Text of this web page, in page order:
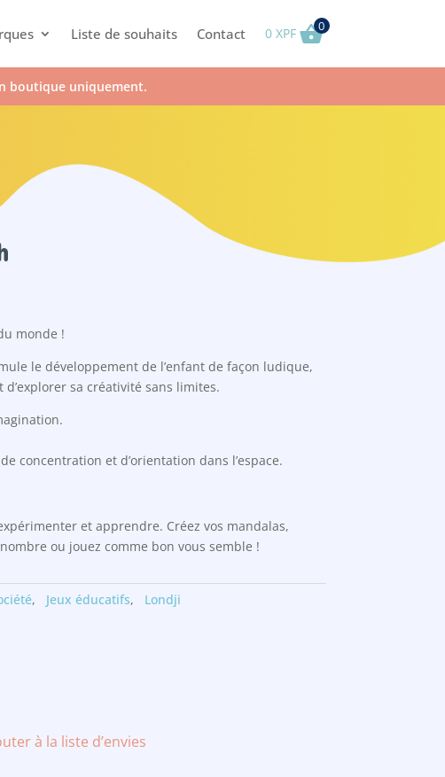
Liste de souhaits Contact 0 XPF 0
boutique uniquement.
monde !
le développement de l’enfant de façon ludique,
sa créativité sans limites.
concentration et d’orientation dans l’espace.
et apprendre. Créez vos mandalas,
ou jouez comme bon vous semble !
, Jeux éducatifs, Londji
à la liste d’envies